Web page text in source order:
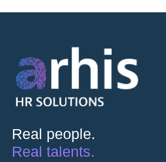
Real people.
Real talents.